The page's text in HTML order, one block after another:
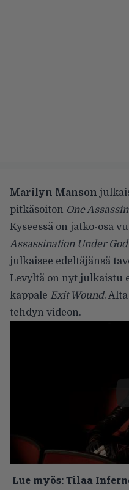
Marilyn Manson
pitkäsoiton One
Kyseessä on jatko-osa
Assassination Under God
julkaisee edeltäjänsä
Levyltä on nyt julkaistu
kappale Exit Wound.
tehdyn videon.
Lue myös:Tilaa